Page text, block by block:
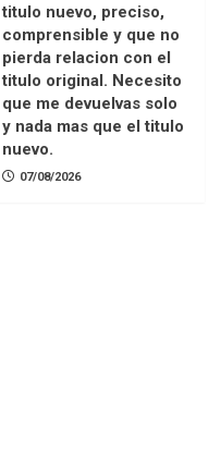
titulo nuevo, preciso,
comprensible y que no
pierda relacion con el
titulo original. Necesito
que me devuelvas solo
y nada mas que el titulo
nuevo.
07/08/2026